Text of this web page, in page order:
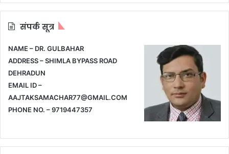
संपर्क सूत्र
NAME – DR. GULBAHAR
ADDRESS – SHIMLA BYPASS ROAD
DEHRADUN
EMAIL ID –
AAJTAKSAMACHAR77@GMAIL.COM
PHONE NO. – 9719447357